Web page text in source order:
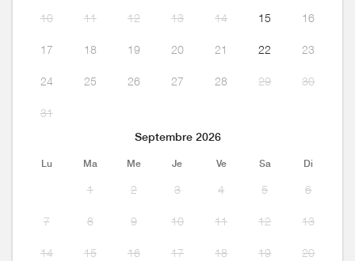
10 11 12 13 14 15 16
17 18 19 20 21 22 23
24 25 26 27 28 29 30
31
Septembre 2026
Lu Ma Me Je Ve Sa Di
1 2 3 4 5 6
7 8 9 10 11 12 13
14 15 16 17 18 19 20